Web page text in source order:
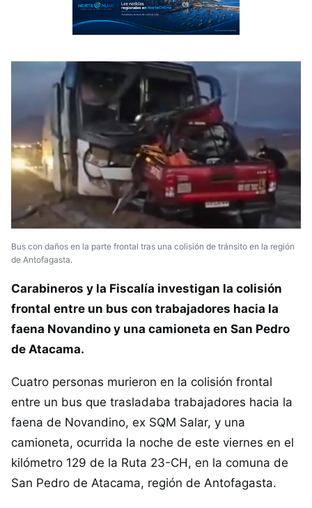
Bus con daños en la parte frontal tras una colisión de tránsito en la región
de Antofagasta.
Carabineros y la Fiscalía investigan la colisión
frontal entre un bus con trabajadores hacia la
faena Novandino y una camioneta en San Pedro
de Atacama.
Cuatro personas murieron en la colisión frontal
entre un bus que trasladaba trabajadores hacia la
faena de Novandino, ex SQM Salar, y una
camioneta, ocurrida la noche de este viernes en el
kilómetro 129 de la Ruta 23-CH, en la comuna de
San Pedro de Atacama, región de Antofagasta.